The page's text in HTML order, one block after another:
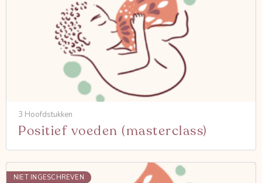
3 Hoofdstukken
Positief voeden (masterclass)
NIET INGESCHREVEN